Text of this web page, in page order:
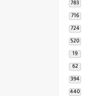
783
716
724
520
19
62
394
440